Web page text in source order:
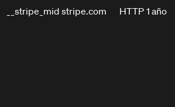
__stripe_midstripe.com HTTP1 año